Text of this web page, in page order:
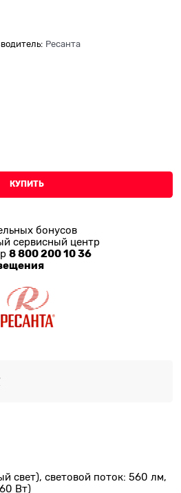
Ресанта
КУПИТЬ
бонусов
сервисный центр
8 800 200 10 36
свет), световой поток: 560 лм,
Вт)